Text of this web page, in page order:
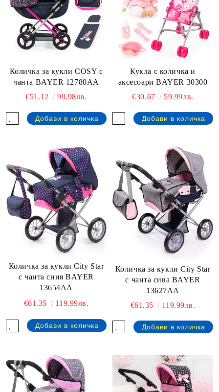
Количка за кукли COSY с
чанта BAYER 12780AA
€51.12
99.98лв.
Кукла с количка и
аксесоари BAYER 30300
€30.67
59.99лв.
Количка за кукли City Star
с чанта синя BAYER
13654AA
€61.35
119.99лв.
Количка за кукли City Star
с чанта сива BAYER
13627AA
€61.35
119.99лв.